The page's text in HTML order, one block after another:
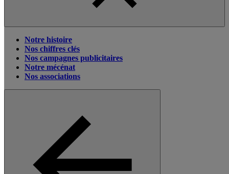
Notre histoire
Nos chiffres clés
Nos campagnes publicitaires
Notre mécénat
Nos associations